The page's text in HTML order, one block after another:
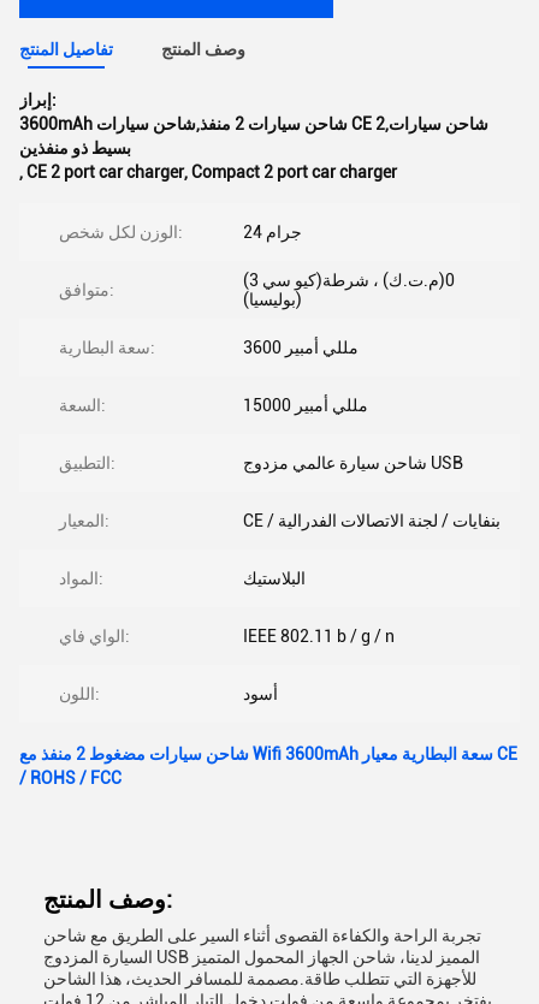
تفاصيل المنتج وصف المنتج
إبراز:
3600mAh شاحن سيارات 2 منفذ,شاحن سيارات CE 2,شاحن سيارات
بسيط ذو منفذين
,CE 2 port car charger,Compact 2 port car charger
الوزن لكل شخص: 24 جرام
متوافق:
(كيو سي 3)0(م.ت.ك) ، شرطة
(بوليسيا)
سعة البطارية: 3600 مللي أمبير
السعة: 15000 مللي أمبير
التطبيق: شاحن سيارة عالمي مزدوج USB
المعيار: CE / بنفايات / لجنة الاتصالات الفدرالية
المواد: البلاستيك
الواي فاي: IEEE 802.11 b / g / n
اللون: أسود
شاحن سيارات مضغوط 2 منفذ مع Wifi 3600mAh سعة البطارية معيار CE
/ ROHS / FCC
وصف المنتج:
تجربة الراحة والكفاءة القصوى أثناء السير على الطريق مع شاحن
السيارة المزدوج USB المميز لدينا، شاحن الجهاز المحمول المتميز
للأجهزة التي تتطلب طاقة.مصممة للمسافر الحديث، هذا الشاحن